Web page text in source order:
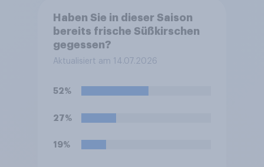
Haben Sie in dieser Saison
bereits frische Süßkirschen
gegessen?
Aktualisiert am 14.07.2026
52%
27%
19%